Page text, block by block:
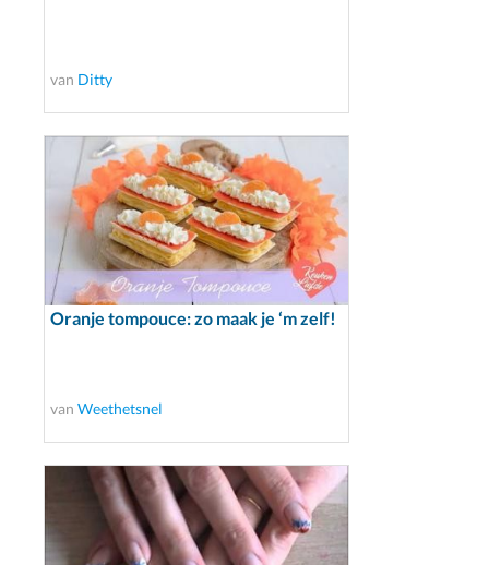
van Ditty
Oranje tompouce: zo maak je ‘m zelf!
van Weethetsnel